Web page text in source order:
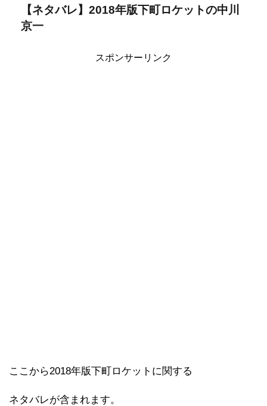
【ネタバレ】2018年版下町ロケットの中川
京一
スポンサーリンク
ここから2018年版下町ロケットに関する
ネタバレが含まれます。